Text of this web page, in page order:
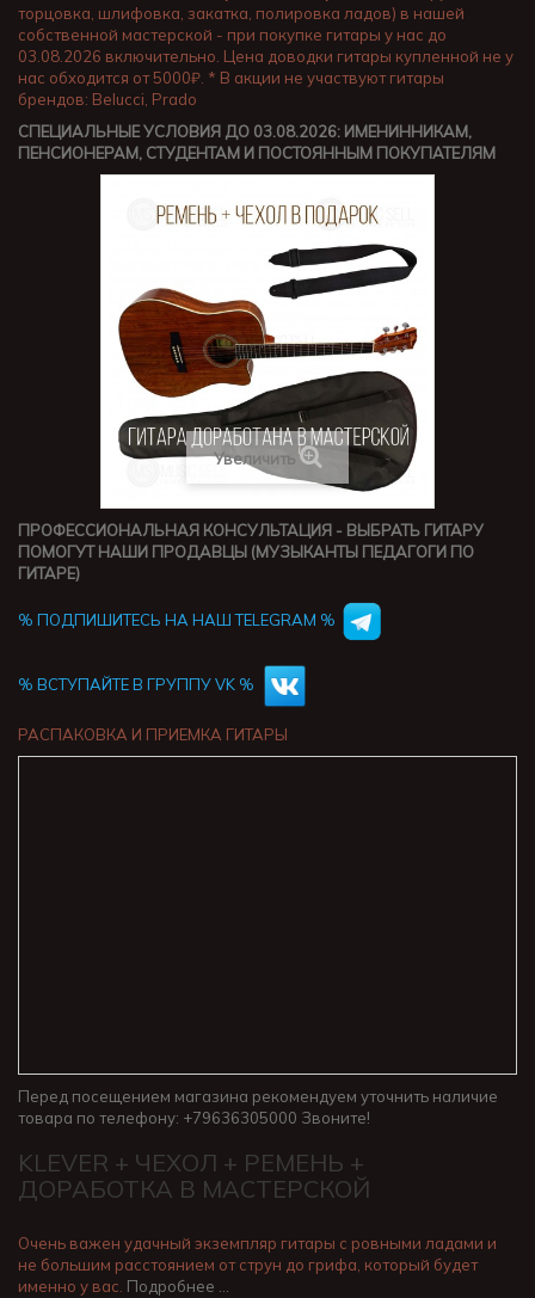
торцовка, шлифовка, закатка, полировка ладов) в нашей
собственной мастерской - при покупке гитары у нас до
03.08.2026 включительно. Цена доводки гитары купленной не у
нас обходится от 5000₽. * В акции не участвуют гитары
брендов: Belucci, Prado
СПЕЦИАЛЬНЫЕ УСЛОВИЯ ДО 03.08.2026: ИМЕНИННИКАМ,
ПЕНСИОНЕРАМ, СТУДЕНТАМ И ПОСТОЯННЫМ ПОКУПАТЕЛЯМ
Увеличить
ПРОФЕССИОНАЛЬНАЯ КОНСУЛЬТАЦИЯ - ВЫБРАТЬ ГИТАРУ
ПОМОГУТ НАШИ ПРОДАВЦЫ (МУЗЫКАНТЫ ПЕДАГОГИ ПО
ГИТАРЕ)
% ПОДПИШИТЕСЬ НА НАШ TELEGRAM %
% ВСТУПАЙТЕ В ГРУППУ VK %
РАСПАКОВКА И ПРИЕМКА ГИТАРЫ
Перед посещением магазина рекомендуем уточнить наличие
товара по телефону: +79636305000 Звоните!
KLEVER + ЧЕХОЛ + РЕМЕНЬ +
ДОРАБОТКА В МАСТЕРСКОЙ
Очень важен удачный экземпляр гитары с ровными ладами и
не большим расстоянием от струн до грифа, который будет
именно у вас. Подробнее …